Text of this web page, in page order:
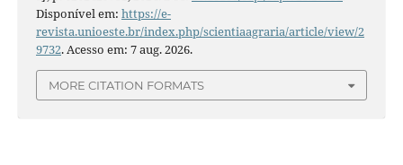
Disponível em: https://e-
revista.unioeste.br/index.php/scientiaagraria/article/view/2
9732. Acesso em: 7 aug. 2026.
MORE CITATION FORMATS